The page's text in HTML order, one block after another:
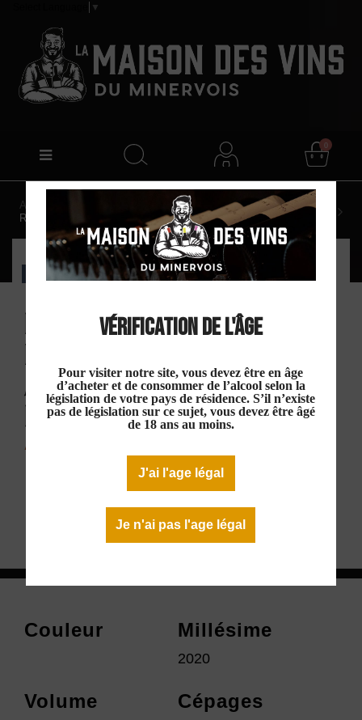
Vérification de l'âge
Pour visiter notre site, vous devez être en âge
d’acheter et de consommer de l’alcool selon la
législation de votre pays de résidence. S’il n’existe
pas de législation sur ce sujet, vous devez être âgé
de 18 ans au moins.
J'ai l'age légal
Je n'ai pas l'age légal
▼
0
Accueil
Domaine Sainte Léocadie "Eden" AOP Minervois
Rouge 2020
EXCLU WEB
Domaine Sainte
Léocadie "Eden"
AOP Minervois
Rouge 2020
16,00 €
Télécharger la fiche technique
Couleur Millésime
2020
Volume Cépages